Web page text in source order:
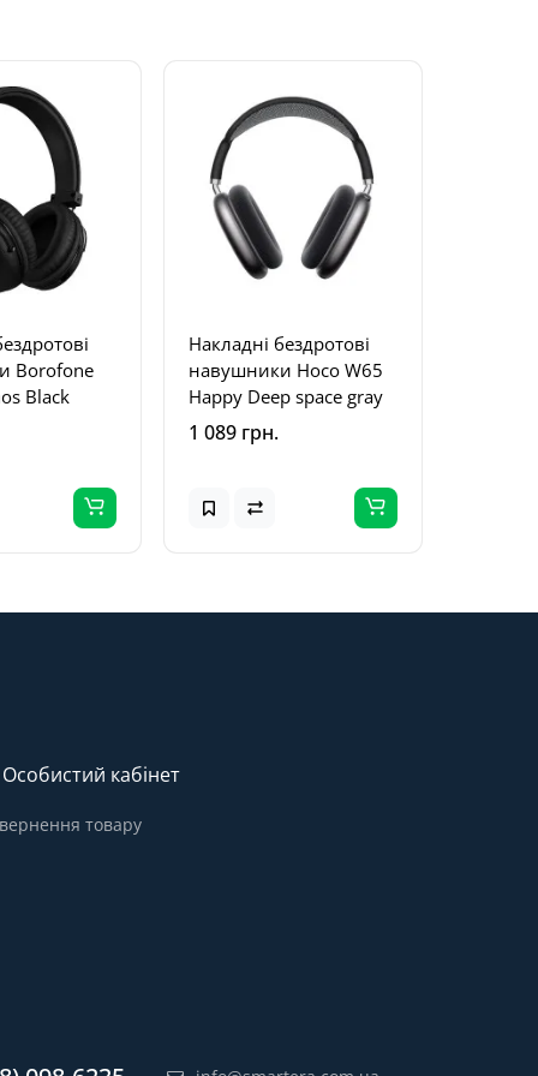
Borofone
Black
Накладні бездротові
навушники Hoco W65
Happy Deep space gray
1 089 грн.
кабінет
товару